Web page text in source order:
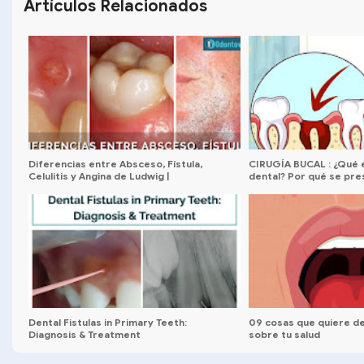
Artículos Relacionados
Diferencias entre Absceso, Fístula,
Celulitis y Angina de Ludwig |
CIRUGÍA BUCAL :
dental? Por qué se
Dental Fistulas in Primary Teeth:
Diagnosis & Treatment
09 cosas que quiere
sobre tu salud